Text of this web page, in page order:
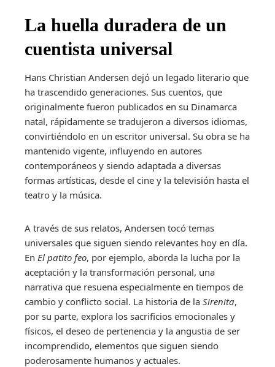
La huella duradera de un
cuentista universal
Hans Christian Andersen dejó un legado literario que
ha trascendido generaciones. Sus cuentos, que
originalmente fueron publicados en su Dinamarca
natal, rápidamente se tradujeron a diversos idiomas,
convirtiéndolo en un escritor universal. Su obra se ha
mantenido vigente, influyendo en autores
contemporáneos y siendo adaptada a diversas
formas artísticas, desde el cine y la televisión hasta el
teatro y la música.
A través de sus relatos, Andersen tocó temas
universales que siguen siendo relevantes hoy en día.
En El patito feo, por ejemplo, aborda la lucha por la
aceptación y la transformación personal, una
narrativa que resuena especialmente en tiempos de
cambio y conflicto social. La historia de la Sirenita,
por su parte, explora los sacrificios emocionales y
físicos, el deseo de pertenencia y la angustia de ser
incomprendido, elementos que siguen siendo
poderosamente humanos y actuales.